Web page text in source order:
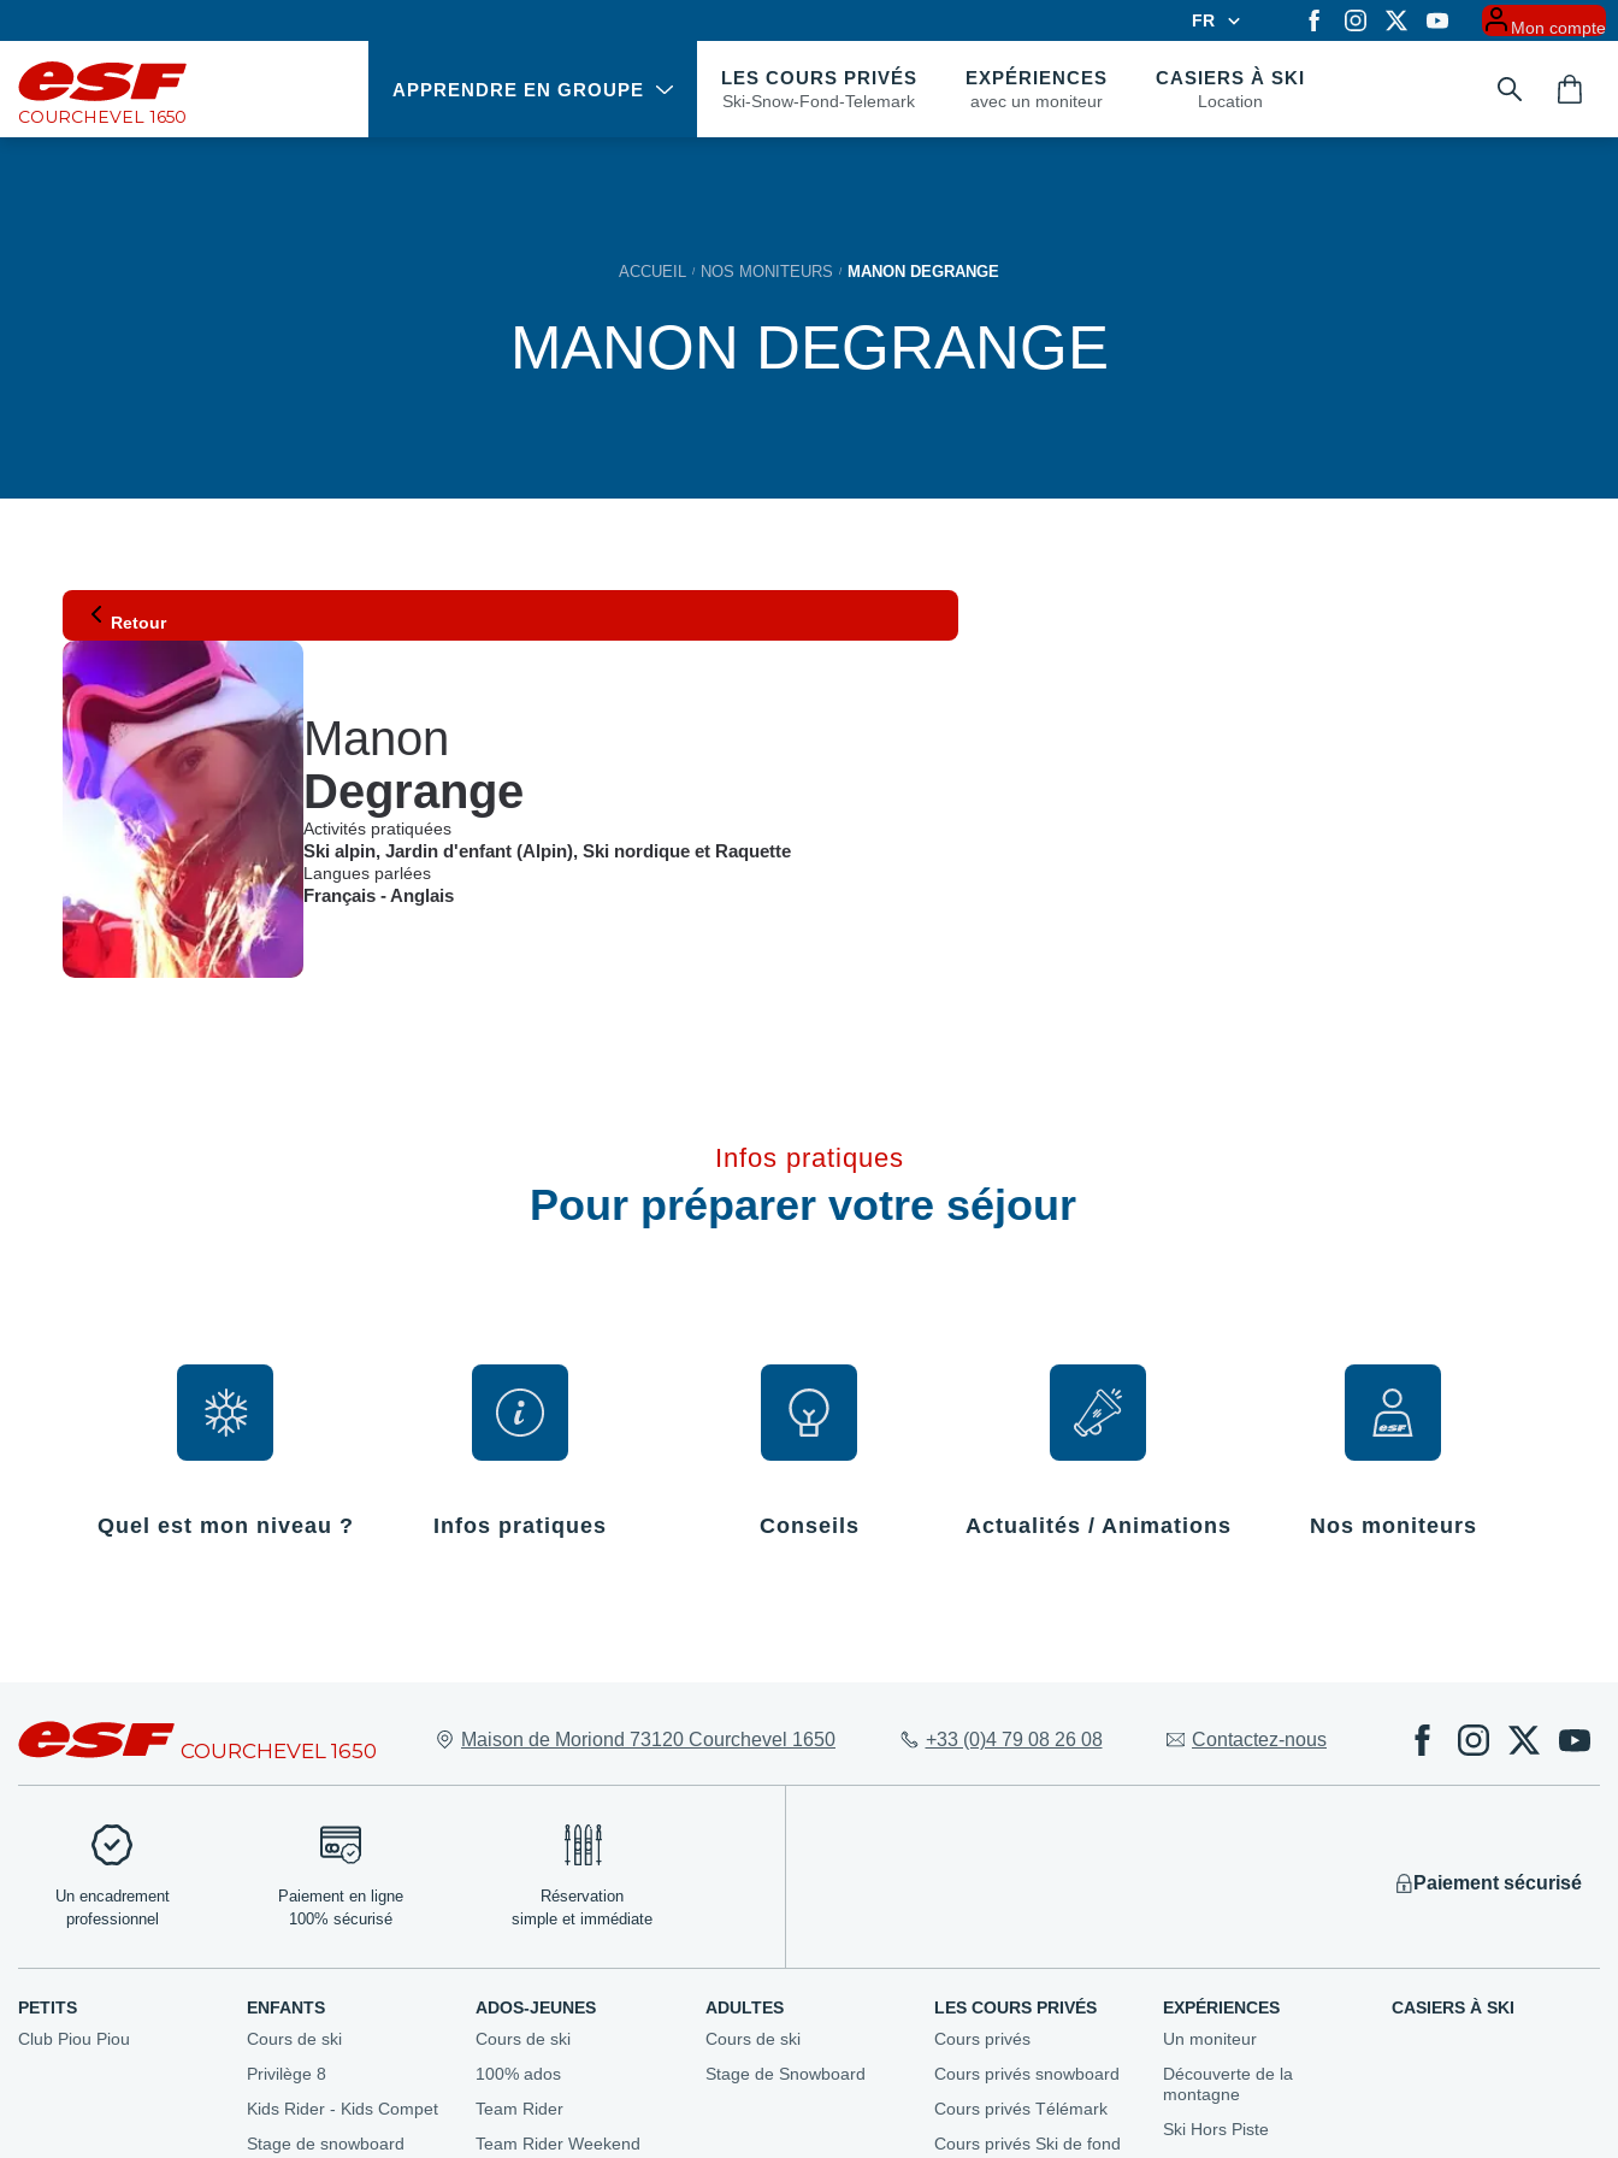
FR
EN
Mon compte
COURCHEVEL 1650
APPRENDRE EN GROUPE
LES COURS PRIVÉS
Ski-Snow-Fond-Telemark
EXPÉRIENCES
avec un moniteur
CASIERS À SKI
Location
ACCUEIL NOS MONITEURS MANON DEGRANGE
MANON DEGRANGE
Retour
Manon
Degrange
Activités pratiquées
Ski alpin, Jardin d'enfant (Alpin), Ski nordique et Raquette
Langues parlées
Français -Anglais
Infos pratiques
Pour préparer votre séjour
Quel est mon niveau ? Infos pratiques
Nos bureaux
Les amis de l'esf
Conseils
Conseils aux parents
Assurez-vous
Actualités / Animations
Stades & Competitions
Bons plans
Nos moniteurs
COURCHEVEL 1650 Maison de Moriond 73120 Courchevel 1650 +33 (0)4 79 08 26 08 Contactez-nous
Un encadrement
professionnel
Paiement en ligne
100% sécurisé
Réservation
simple et immédiate
Paiement sécurisé
PETITS
Club Piou Piou
ENFANTS
Cours de ski
Privilège 8
Kids Rider - Kids Compet
Stage de snowboard
ADOS-JEUNES
Cours de ski
100% ados
Team Rider
Team Rider Weekend
ADULTES
Cours de ski
Stage de Snowboard
LES COURS PRIVÉS
Cours privés
Cours privés snowboard
Cours privés Télémark
Cours privés Ski de fond
EXPÉRIENCES
Un moniteur
Découverte de la
montagne
Ski Hors Piste
CASIERS À SKI